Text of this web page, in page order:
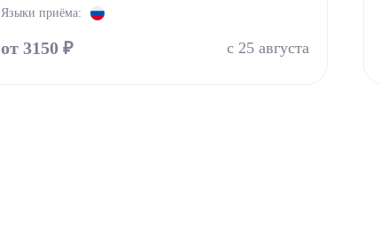
Языки приёма:
от 3150 ₽ с 25 августа